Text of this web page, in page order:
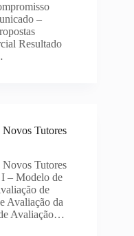
–
Resultado
Tutores
Tutores
– Modelo de
de
Avaliação da
Avaliação…